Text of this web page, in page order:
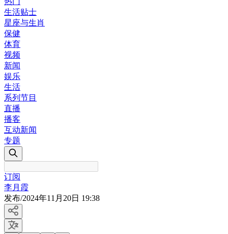
生活贴士
星座与生肖
保健
体育
视频
新闻
娱乐
生活
系列节目
直播
播客
互动新闻
专题
订阅
李月霞
发布/2024年11月20日 19:38